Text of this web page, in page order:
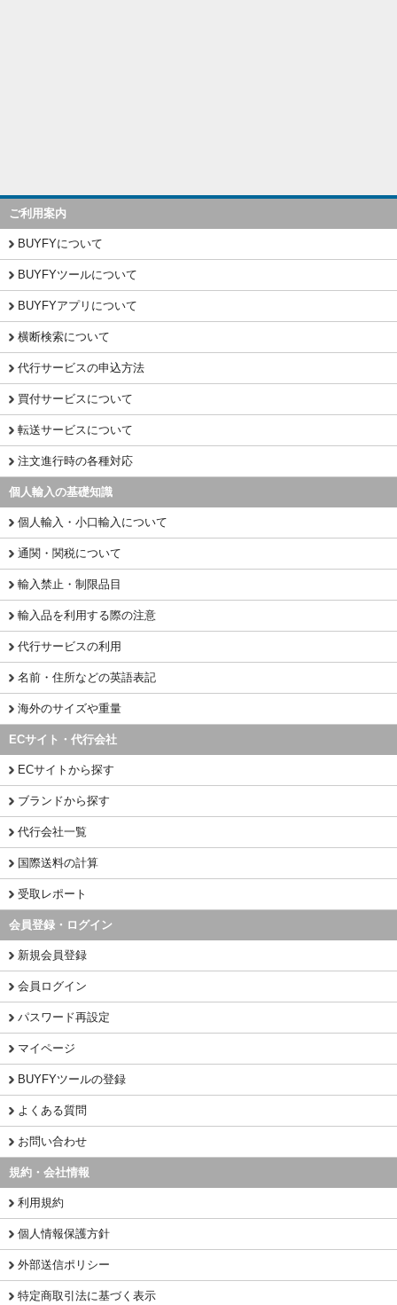
ご利用案内
BUYFYについて
BUYFYツールについて
BUYFYアプリについて
横断検索について
代行サービスの申込方法
買付サービスについて
転送サービスについて
注文進行時の各種対応
個人輸入の基礎知識
個人輸入・小口輸入について
通関・関税について
輸入禁止・制限品目
輸入品を利用する際の注意
代行サービスの利用
名前・住所などの英語表記
海外のサイズや重量
ECサイト・代行会社
ECサイトから探す
ブランドから探す
代行会社一覧
国際送料の計算
受取レポート
会員登録・ログイン
新規会員登録
会員ログイン
パスワード再設定
マイページ
BUYFYツールの登録
よくある質問
お問い合わせ
規約・会社情報
利用規約
個人情報保護方針
外部送信ポリシー
特定商取引法に基づく表示